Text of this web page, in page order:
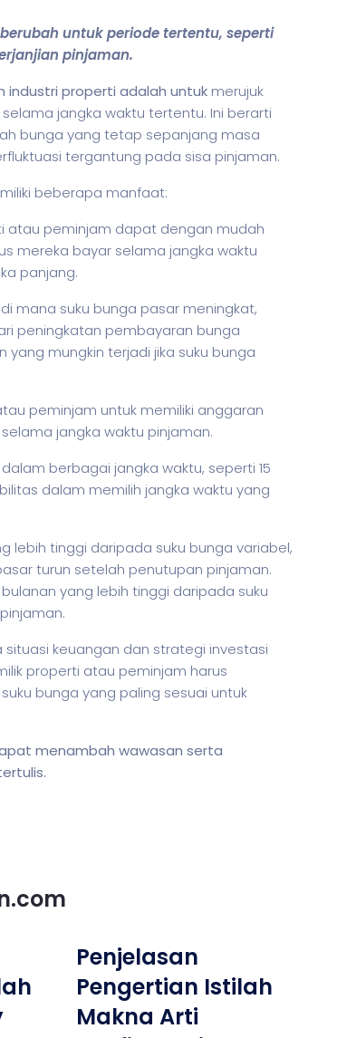
untuk periode tertentu, seperti
pinjaman.
industri properti adalah untuk merujuk
jangka waktu tertentu. Ini berarti
bunga yang tetap sepanjang masa
tergantung pada sisa pinjaman.
beberapa manfaat:
atau peminjam dapat dengan mudah
mereka bayar selama jangka waktu
panjang.
mana suku bunga pasar meningkat,
peningkatan pembayaran bunga
mungkin terjadi jika suku bunga
peminjam untuk memiliki anggaran
jangka waktu pinjaman.
berbagai jangka waktu, seperti 15
dalam memilih jangka waktu yang
lebih tinggi daripada suku bunga variabel,
turun setelah penutupan pinjaman.
yang lebih tinggi daripada suku
keuangan dan strategi investasi
properti atau peminjam harus
bunga yang paling sesuai untuk
menambah wawasan serta
Penjelasan
Pengertian Istilah
Makna Arti